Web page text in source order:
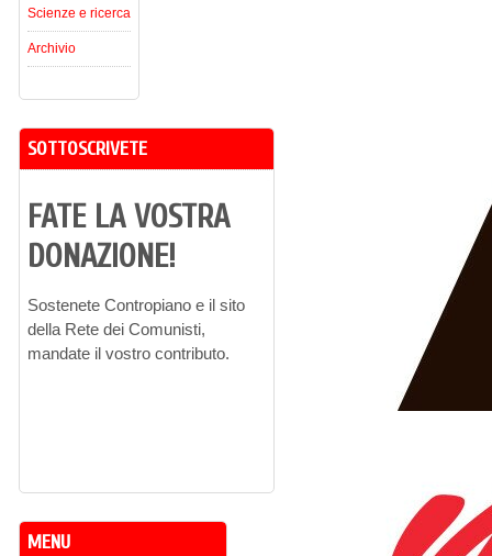
Scienze e ricerca
Archivio
SOTTOSCRIVETE
FATE LA VOSTRA
DONAZIONE!
Sostenete Contropiano e il sito
della Rete dei Comunisti,
mandate il vostro contributo.
MENU